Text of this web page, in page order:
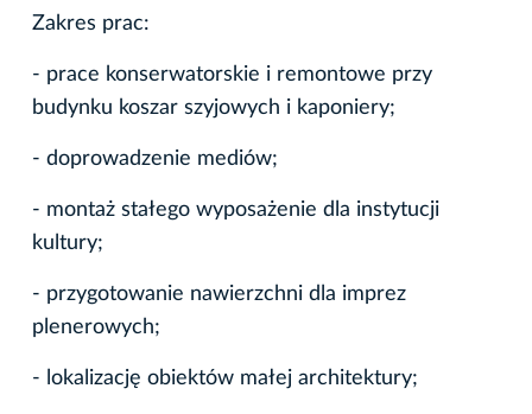
Zakres prac:
- prace konserwatorskie i remontowe przy
budynku koszar szyjowych i kaponiery;
- doprowadzenie mediów;
- montaż stałego wyposażenie dla instytucji
kultury;
- przygotowanie nawierzchni dla imprez
plenerowych;
- lokalizację obiektów małej architektury;